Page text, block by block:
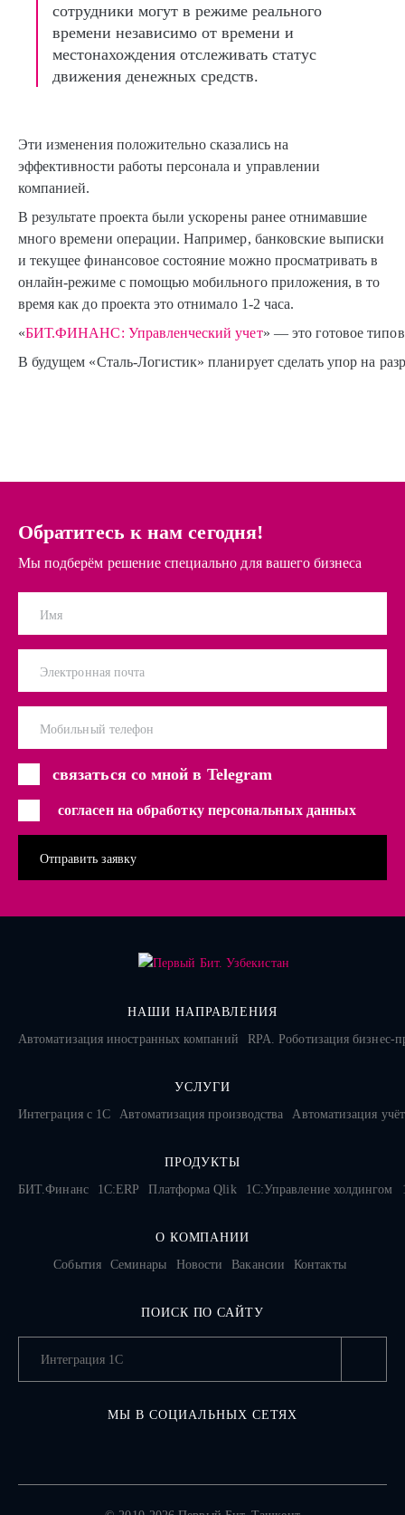
сотрудники могут в режиме реального
времени независимо от времени и
местонахождения отслеживать статус
движения денежных средств.
Эти изменения положительно сказались на
эффективности работы персонала и управлении
компанией.
В результате проекта были ускорены ранее отнимавшие
много времени операции. Например, банковские выписки
и текущее финансовое состояние можно просматривать в
онлайн-режиме с помощью мобильного приложения, в то
время как до проекта это отнимало 1-2 часа.
«БИТ.ФИНАНС: Управленческий учет» — это готовое
В будущем «Сталь-Логистик» планирует сделать упор на
Обратитесь к нам сегодня!
Мы подберём решение специально для вашего бизнеса
Имя
Электронная почта
Мобильный телефон
связаться со мной в Telegram
согласен на обработку персональных данных
НАШИ НАПРАВЛЕНИЯ
Автоматизация иностранных компаний
RPA. Роботизация бизнес-
УСЛУГИ
Интеграция с 1С
Автоматизация производства Автоматизация
ПРОДУКТЫ
БИТ.Финанс
1С:ERP Платформа Qlik 1С:Управление холдингом
О КОМПАНИИ
События
Семинары Новости Вакансии Контакты
ПОИСК ПО САЙТУ
МЫ В СОЦИАЛЬНЫХ СЕТЯХ